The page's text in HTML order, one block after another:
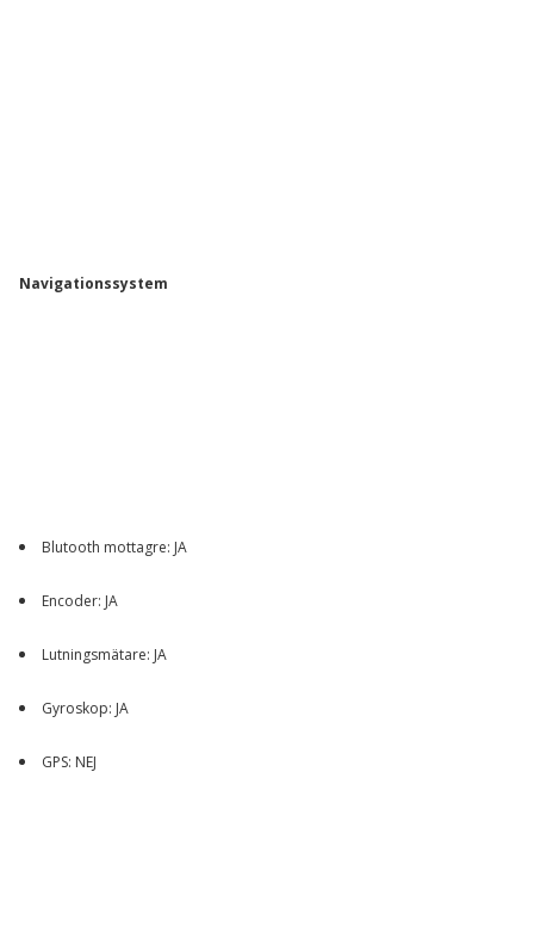
Navigationssystem
Blutooth mottagre: JA
Encoder: JA
Lutningsmätare: JA
Gyroskop: JA
GPS: NEJ